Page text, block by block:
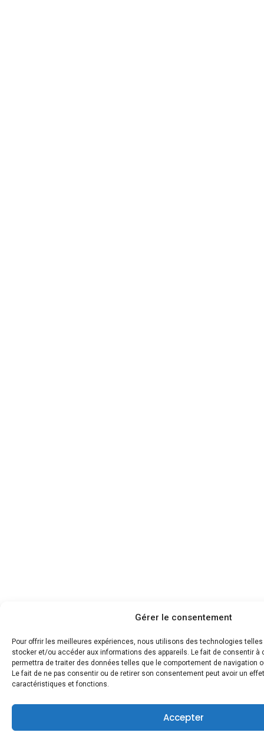
Gérer le consentement
Pour offrir les meilleures expériences, nous utilisons des technologies
stocker et/ou accéder aux informations des appareils. Le fait de consentir à
permettra de traiter des données telles que le comportement de navigation
Le fait de ne pas consentir ou de retirer son consentement peut avoir un
caractéristiques et fonctions.
Accepter